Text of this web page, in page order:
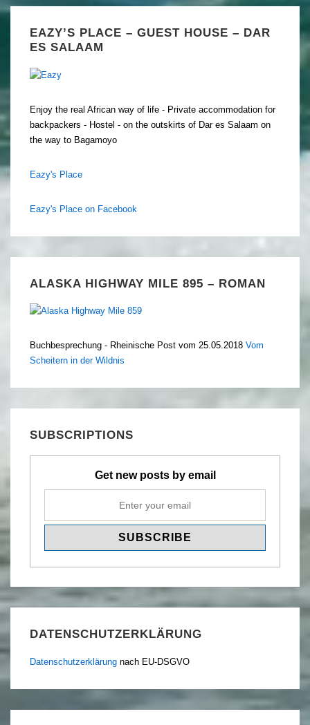
EAZY’S PLACE – GUEST HOUSE – DAR
ES SALAAM
Enjoy the real African way of life - Private accommodation for
backpackers - Hostel - on the outskirts of Dar es Salaam on
the way to Bagamoyo
Eazy's Place
Eazy's Place on Facebook
ALASKA HIGHWAY MILE 895 – ROMAN
Buchbesprechung - Rheinische Post vom 25.05.2018 Vom
Scheitern in der Wildnis
SUBSCRIPTIONS
Get new posts by email
DATENSCHUTZERKLÄRUNG
Datenschutzerklärung nach EU-DSGVO